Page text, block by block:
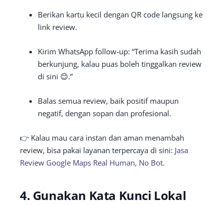
Berikan kartu kecil dengan QR code langsung ke
link review.
Kirim WhatsApp follow-up: “Terima kasih sudah
berkunjung, kalau puas boleh tinggalkan review
di sini 😊.”
Balas semua review, baik positif maupun
negatif, dengan sopan dan profesional.
👉 Kalau mau cara instan dan aman menambah
review, bisa pakai layanan terpercaya di sini: Jasa
Review Google Maps Real Human, No Bot.
4. Gunakan Kata Kunci Lokal